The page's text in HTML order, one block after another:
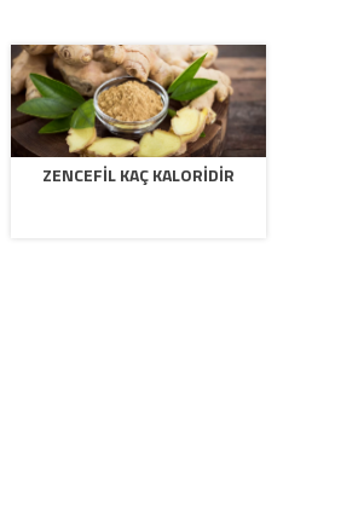
ZENCEFIL KAÇ KALORIDIR